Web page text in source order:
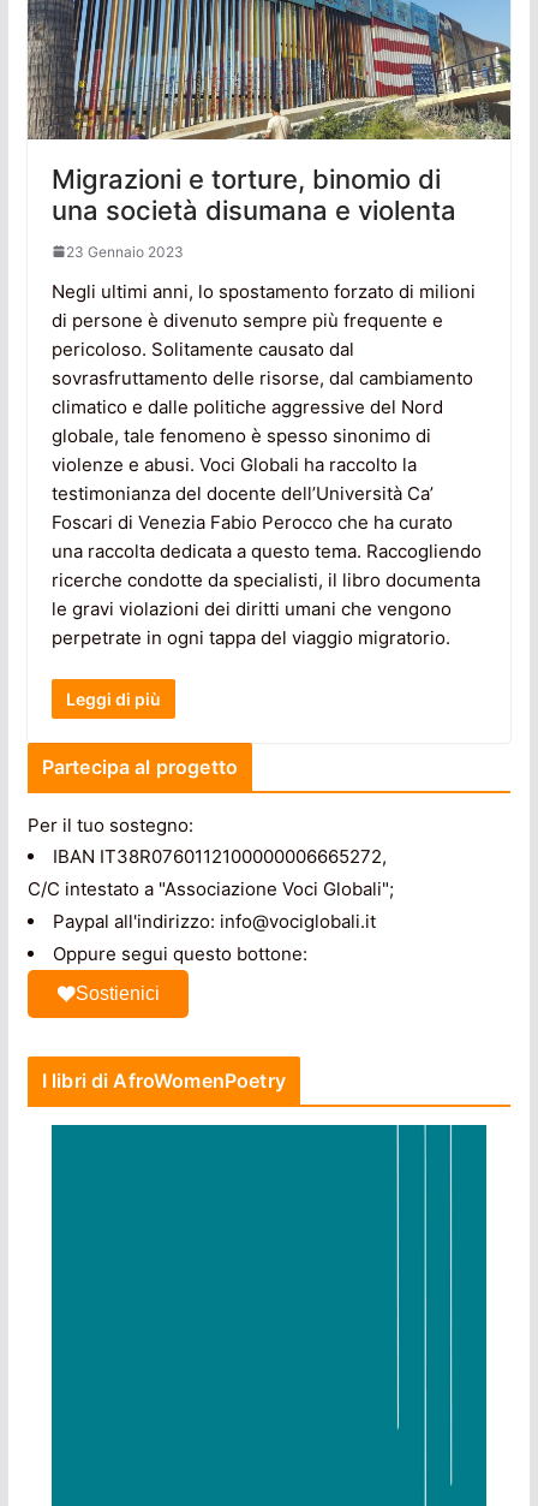
Migrazioni e torture, binomio di
una società disumana e violenta
23 Gennaio 2023
Negli ultimi anni, lo spostamento forzato di milioni
di persone è divenuto sempre più frequente e
pericoloso. Solitamente causato dal
sovrasfruttamento delle risorse, dal cambiamento
climatico e dalle politiche aggressive del Nord
globale, tale fenomeno è spesso sinonimo di
violenze e abusi. Voci Globali ha raccolto la
testimonianza del docente dell’Università Ca’
Foscari di Venezia Fabio Perocco che ha curato
una raccolta dedicata a questo tema. Raccogliendo
ricerche condotte da specialisti, il libro documenta
le gravi violazioni dei diritti umani che vengono
perpetrate in ogni tappa del viaggio migratorio.
Leggi di più
Partecipa al progetto
Per il tuo sostegno:
IBAN IT38R0760112100000006665272,
C/C intestato a "Associazione Voci Globali";
Paypal all'indirizzo: info@vociglobali.it
Oppure segui questo bottone:
Sostienici
I libri di AfroWomenPoetry